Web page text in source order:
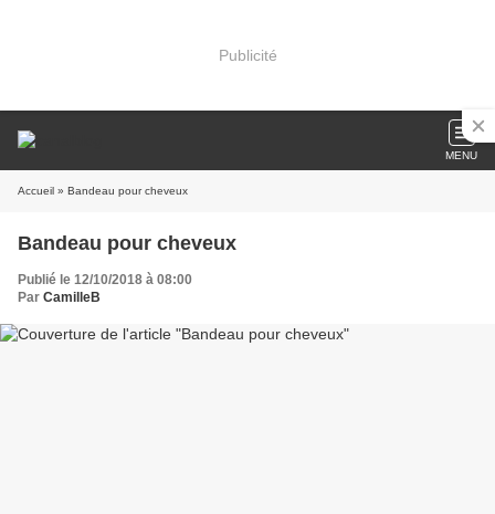
Publicité
MENU
Accueil » Bandeau pour cheveux
Bandeau pour cheveux
Publié le 12/10/2018 à 08:00
Par CamilleB